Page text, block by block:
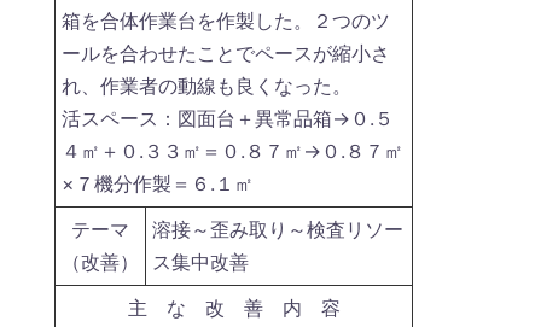
箱を合体作業台を作製した。２つのツ
ールを合わせたことでペースが縮小さ
れ、作業者の動線も良くなった。
活スペース：図面台＋異常品箱→０.５
４㎡＋０.３３㎡＝０.８７㎡→０.８７㎡
×７機分作製＝６.１㎡
テーマ
（改善）
溶接～歪み取り～検査リソー
ス集中改善
主 な 改 善 内 容